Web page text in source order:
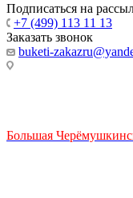
Подписаться на
+7 (499) 113 11 13
Заказать звонок
buketi-
Большая